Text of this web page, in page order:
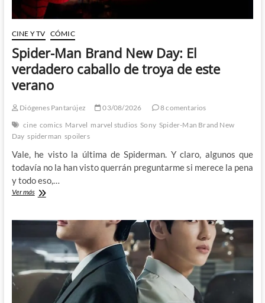
CINE Y TV CÓMIC
Spider-Man Brand New Day: El
verdadero caballo de troya de este
verano
Diógenes Pantarújez 03/08/2026
8 comentarios
cine comics Marvel marvel studios Sony Spider-Man Brand New
Day spiderman spoilers
Vale, he visto la última de Spiderman. Y claro, algunos que
todavía no la han visto querrán preguntarme si merece la pena
y todo eso,…
Ver másSpider-
New
El
verdadero
caballo
de
troya